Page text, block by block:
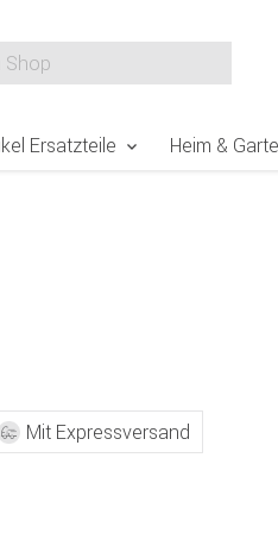
Ersatzteile Heim &
Mit Expressversand